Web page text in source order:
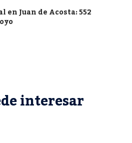
Juan de Acosta: 552
interesar